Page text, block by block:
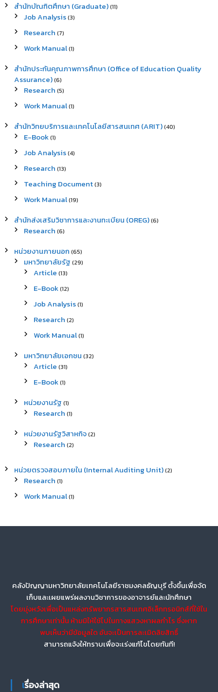
สำนักบัณฑิตศึกษา (Graduate)(11)
Job Analysis(3)
Research (7)
Work Manual(1)
สำนักประกันคุณภาพการศึกษา (Office of Education Quality
Assurance)(6)
Research (5)
Work Manual(1)
สำนักวิทยบริการและเทคโนโลยีสารสนเทศ (ARIT)(40)
E-Book(1)
Job Analysis(4)
Research (13)
Teaching Document(3)
Work Manual(19)
สำนักส่งเสริมวิชาการและงานทะเบียน (OREG)(6)
Research (6)
หน่วยงานภายนอก (65)
มหาวิทยาลัยรัฐ (29)
Article (13)
E-Book(12)
Job Analysis(1)
Research (2)
Work Manual(1)
มหาวิทยาลัยเอกชน (32)
Article (31)
E-Book(1)
หน่วยงานรัฐ (1)
Research (1)
หน่วยงานรัฐวิสาหกิจ(2)
Research (2)
หน่วยตรวจสอบภายใน (Internal Auditing Unit)(2)
Research (1)
Work Manual(1)
คลังปัญญามหาวิทยาลัยเทคโนโลยีราชมงคลธัญบุรี ตั้งขึ้นเพื่อจัด
เก็บและเผยแพร่ผลงานวิชาการของอาจารย์และนักศึกษา
โดยมุ่งหวังเพื่อเป็นแหล่งทรัพยากรสารสนเทศอิเล็กทรอนิกส์ที่ใช้ใน
การศึกษาเท่านั้น ห้ามมิให้ใช้ไปในทางแสวงหาผลกำไร ซึ่งหาก
พบเห็นว่ามีข้อมูลใด อันจะเป็นการละเมิดลิขสิทธิ์
สามารถแจ้งให้ทราบเพื่อจะเร่งแก้ไขโดยทันที!
เรื่องล่าสุด